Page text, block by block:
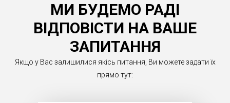
МИ БУДЕМО РАДІ
ВІДПОВІСТИ НА ВАШЕ
ЗАПИТАННЯ
Якщо у Вас залишилися якісь питання, Ви можете задати їх
прямо тут: